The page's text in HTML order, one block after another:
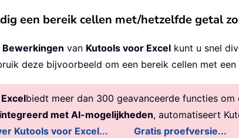
een bereik cellen met/hetzelfde getal
Bewerkingen van Kutools voor Excel kunt u snel
deze bijvoorbeeld om een bereik cellen met
biedt meer dan 300 geavanceerde functies
met AI-mogelijkheden, automatiseert
Kutools voor Excel...
Gratis proefversie...